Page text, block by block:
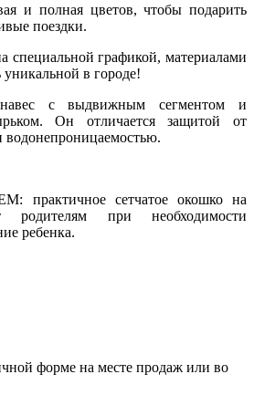
и полная цветов, чтобы подарить
поездки.
специальной графикой, материалами
в городе!
с выдвижным сегментом и
Он отличается защитой от
водонепроницаемостью.
сетчатое окошко на
родителям при необходимости
ребенка.
форме на месте продаж или во